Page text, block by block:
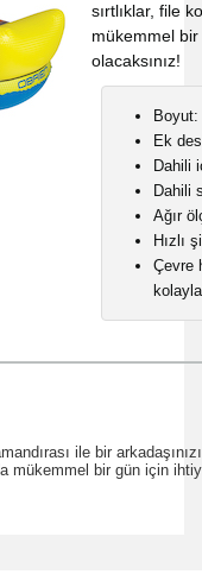
sırtlıklar, file
mükemmel bir
olacaksınız!
Ek
Dahili
Dahili
Ağır
Hızlı
Çevre
ile bir
mükemmel bir gün için